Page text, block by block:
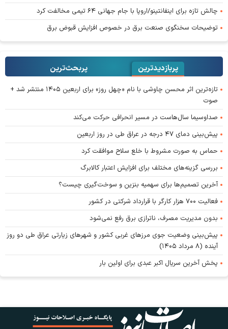
چالش تازه برای اینفانتینو/اروپا با جام جهانی ۶۴ تیمی مخالفت کرد
توضیحات سخنگوی صنعت برق در خصوص افزایش قبوض برق
پربازدیدترین پربحث‌ترین‌
تازه‌ترین اثر محسن چاوشی با نام «چهل روز» برای اربعین ۱۴۰۵ منتشر شد +
صوت
صداوسیما سال‌هاست در مسیر انحرافی حرکت می‌کند
پیش‌بینی دمای ۴۷ درجه در عراق طی در روز اربعین
حماس به صورت مشروط با خلع سلاح موافقت کرد
بررسی گزینه‌های مختلف برای افزایش اعتبار کالابرگ
آخرین تصمیم‌ها برای سهمیه بنزین و سوخت‌گیری چیست؟
فعالیت ۷۰۰ هزار کارگر با قرارداد شرکتی در کشور
بدون مدیریت مصرف، ناترازی برق رفع نمی‌شود
پیش‌بینی وضعیت جوی مرز‌های غربی کشور و شهر‌های زیارتی عراق طی دو روز
آینده (۸ مرداد ۱۴۰۵)
پخش آخرین سریال اکبر عبدی برای اولین بار